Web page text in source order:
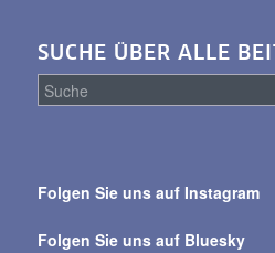
SUCHE ÜBER ALLE
alle
Folgen Sie uns auf Instagram
Folgen Sie uns auf Bluesky